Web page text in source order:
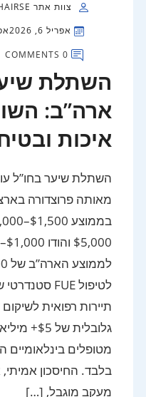
צוות אתר HAIRSE
אפריל 6, 2026
0 COMMENTS
השתלת
ארה”ב:
איכות
מאותה פרוצדורה
תיירות רפואית
בלבד. החיסכון
מעקב מוגבל, […]